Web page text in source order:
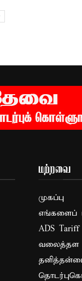
மற்றவை
முகப்பு
எங்களைப்
ADS Tariff
வலைத்தள